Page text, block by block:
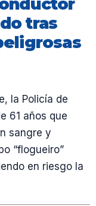
tras
la Policía de
61 años que
sangre y
“flogueiro”
en riesgo la